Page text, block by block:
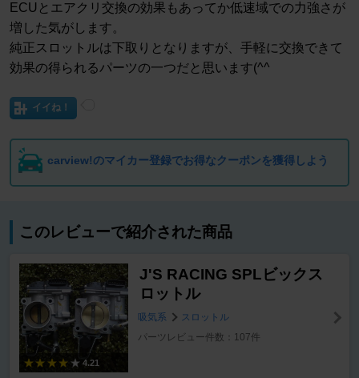
ECUとエアクリ交換の効果もあってか低速域での力強さが
増した気がします。
純正スロットルは下取りとなりますが、手軽に交換できて
効果の得られるパーツの一つだと思います(^^
イイね！
carview!のマイカー登録でお得なクーポンを獲得しよう
このレビューで紹介された商品
4.21
J'S RACING SPLビックス
ロットル
吸気系
スロットル
パーツレビュー件数：107件